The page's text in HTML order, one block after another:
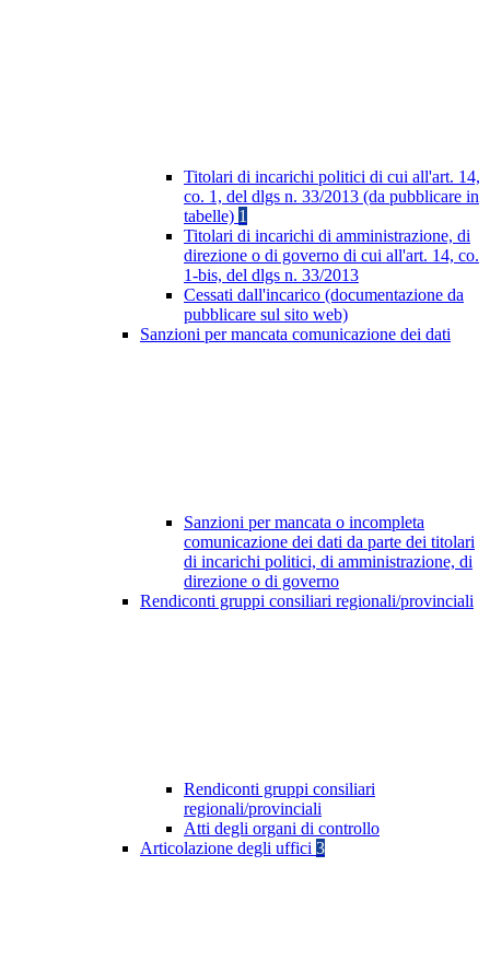
Titolari di incarichi politici di cui all'art. 14,
co. 1, del dlgs n. 33/2013 (da pubblicare in
tabelle) 1
Titolari di incarichi di amministrazione, di
direzione o di governo di cui all'art. 14, co.
1-bis, del dlgs n. 33/2013
Cessati dall'incarico (documentazione da
pubblicare sul sito web)
Sanzioni per mancata comunicazione dei dati
Sanzioni per mancata o incompleta
comunicazione dei dati da parte dei titolari
di incarichi politici, di amministrazione, di
direzione o di governo
Rendiconti gruppi consiliari regionali/provinciali
Rendiconti gruppi consiliari
regionali/provinciali
Atti degli organi di controllo
Articolazione degli uffici 3